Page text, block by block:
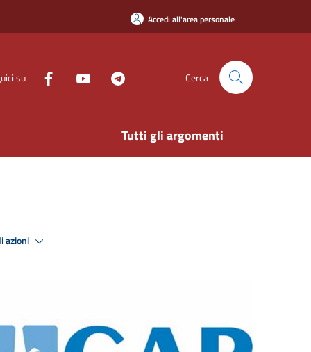
Accedi all'area personale
su Cerca
Tutti gli argomenti
azioni